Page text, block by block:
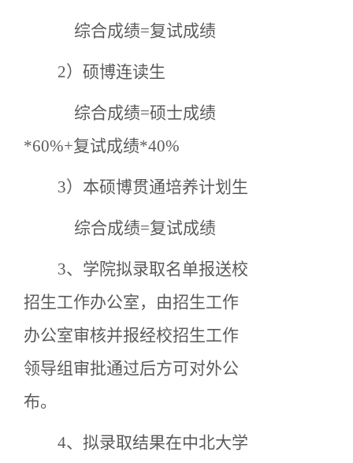
综合成绩=复试成绩
2）硕博连读生
综合成绩=硕士成绩
*60%+复试成绩*40%
3）本硕博贯通培养计划生
综合成绩=复试成绩
3、学院拟录取名单报送校
招生工作办公室，由招生工作
办公室审核并报经校招生工作
领导组审批通过后方可对外公
布。
4、拟录取结果在中北大学